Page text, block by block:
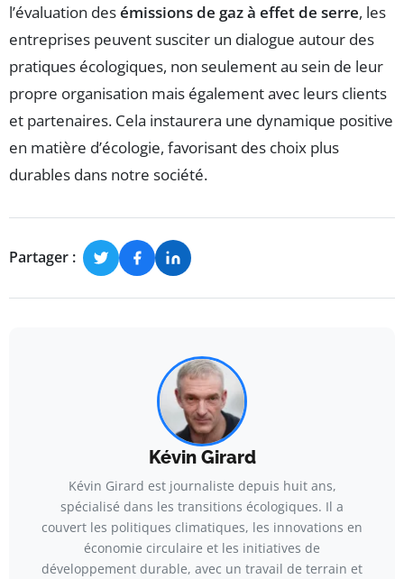
l’évaluation desémissions de gaz à effet de serre, les
entreprises peuvent susciter un dialogue autour des
pratiques écologiques, non seulement au sein de leur
propre organisation mais également avec leurs clients
et partenaires. Cela instaurera une dynamique positive
en matière d’écologie, favorisant des choix plus
durables dans notre société.
Partager :
Kévin Girard
Kévin Girard est journaliste depuis huit ans,
spécialisé dans les transitions écologiques. Il a
couvert les politiques climatiques, les innovations en
économie circulaire et les initiatives de
développement durable, avec un travail de terrain et